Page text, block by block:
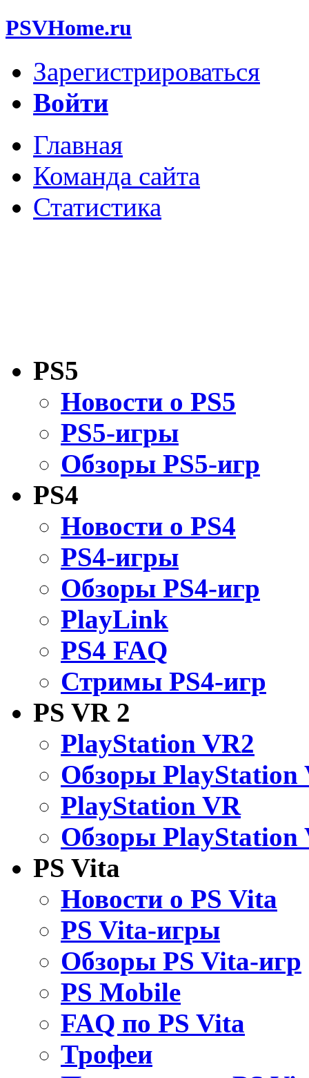
PSVHome.ru
Зарегистрироваться
Войти
Главная
Команда сайта
Статистика
PS5
Новости о PS5
PS5-игры
Обзоры PS5-игр
PS4
Новости о PS4
PS4-игры
Обзоры PS4-игр
PlayLink
PS4 FAQ
Стримы PS4-игр
PS VR 2
PlayStation VR2
Обзоры PlayStation
PlayStation VR
Обзоры PlayStation
PS Vita
Новости о PS Vita
PS Vita-игры
Обзоры PS Vita-игр
PS Mobile
FAQ по PS Vita
Трофеи